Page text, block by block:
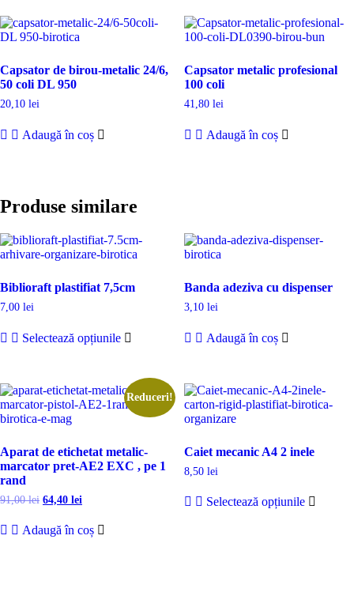
Capsator de birou-metalic 24/6,
50 coli DL 950
20,10 lei
Adaugă în coș
Capsator metalic profesional
100 coli
41,80 lei
Adaugă în coș
Produse similare
Biblioraft plastifiat 7,5cm
7,00 lei
Selectează opțiunile
multe
variații.
Opțiunile
alese
în
produsului.
Banda adeziva cu dispenser
3,10 lei
Adaugă în coș
Reduceri!
Aparat de etichetat metalic-
marcator pret-AE2 EXC , pe 1
rand
91,00lei Prețul
fost:
64,40 lei
este:
64,40 lei.
Adaugă în coș
Caiet mecanic A4 2 inele
8,50 lei
Selectează opțiunile